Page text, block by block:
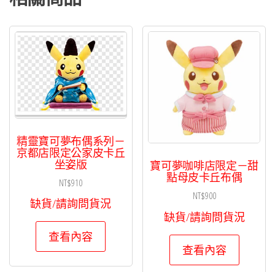
精靈寶可夢布偶系列－
京都店限定公家皮卡丘
坐姿版
NT$910
缺貨/請詢問貨況
查看內容
寶可夢咖啡店限定－甜
點母皮卡丘布偶
NT$900
缺貨/請詢問貨況
查看內容